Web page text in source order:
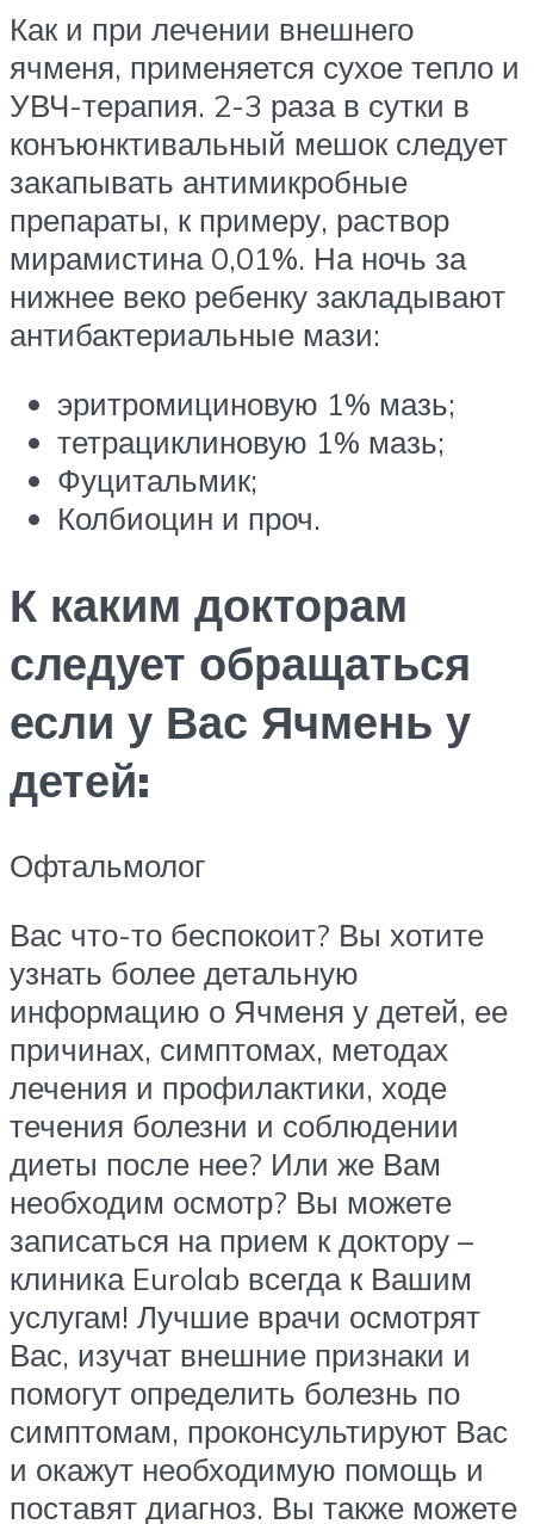
Как и при лечении внешнего
ячменя, применяется сухое тепло и
УВЧ-терапия. 2-3 раза в сутки в
конъюнктивальный мешок следует
закапывать антимикробные
препараты, к примеру, раствор
мирамистина 0,01%. На ночь за
нижнее веко ребенку закладывают
антибактериальные мази:
эритромициновую 1% мазь;
тетрациклиновую 1% мазь;
Фуцитальмик;
Колбиоцин и проч.
К каким докторам
следует обращаться
если у Вас Ячмень у
детей:
Офтальмолог
Вас что-то беспокоит? Вы хотите
узнать более детальную
информацию о Ячменя у детей, ее
причинах, симптомах, методах
лечения и профилактики, ходе
течения болезни и соблюдении
диеты после нее? Или же Вам
необходим осмотр? Вы можете
записаться на прием к доктору –
клиника Eurolab всегда к Вашим
услугам! Лучшие врачи осмотрят
Вас, изучат внешние признаки и
помогут определить болезнь по
симптомам, проконсультируют Вас
и окажут необходимую помощь и
поставят диагноз. Вы также можете